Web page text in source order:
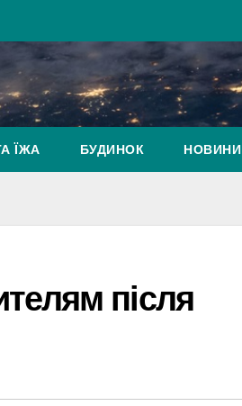
ЇЖА БУДИНОК НОВИНИ
після